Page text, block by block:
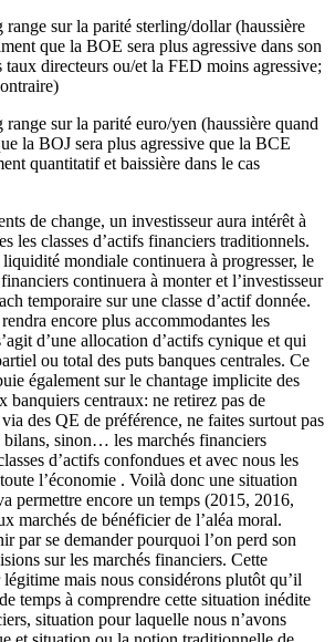
sur la parité sterling/dollar (haussière
que la BOE sera plus agressive dans son
taux directeurs ou/et la FED moins agressive;
sur la parité euro/yen (haussière quand
la BOJ sera plus agressive que la BCE
quantitatif et baissière dans le cas
de change, un investisseur aura intérêt à
les classes d’actifs financiers traditionnels.
mondiale continuera à progresser, le
continuera à monter et l’investisseur
temporaire sur une classe d’actif donnée.
encore plus accommodantes les
d’une allocation d’actifs cynique et qui
ou total des puts banques centrales. Ce
également sur le chantage implicite des
banquiers centraux: ne retirez pas de
des QE de préférence, ne faites surtout pas
bilans, sinon… les marchés financiers
d’actifs confondues et avec nous les
l’économie . Voilà donc une situation
permettre encore un temps (2015, 2016,
marchés de bénéficier de l’aléa moral.
par se demander pourquoi l’on perd son
sur les marchés financiers. Cette
mais nous considérons plutôt qu’il
temps à comprendre cette situation inédite
situation pour laquelle nous n’avons